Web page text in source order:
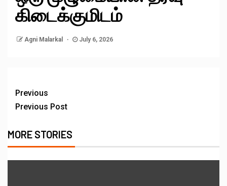
கிடைக்குமிடம்
Agni Malarkal July 6, 2026
Previous
Previous Post
MORE STORIES